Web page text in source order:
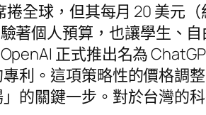
全球，但其每月 20 美元
著個人預算，也讓學生、
正式推出名為
利。這項策略性的價格調
的關鍵一步。對於台灣的